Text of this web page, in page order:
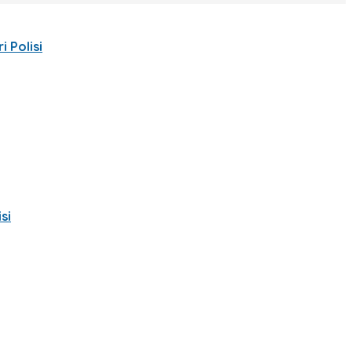
Polisi